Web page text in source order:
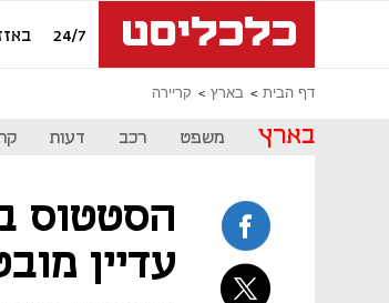
24/7
דף הבית בארץ קריירה
בארץ משפט רכב דעות
הסטטוס
עדיין